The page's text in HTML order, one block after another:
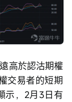
高於認沽期權
交易者的短期
示，2月3日有